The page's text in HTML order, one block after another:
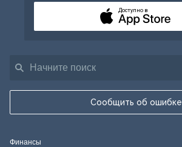
Сообщить об ошибке
Доступно в
Финансы